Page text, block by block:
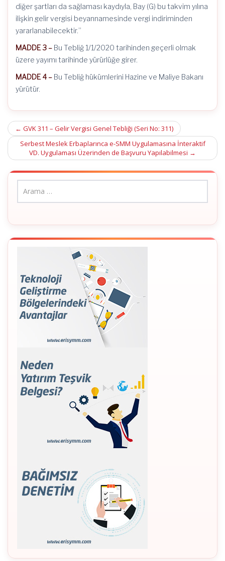
diğer şartları da sağlaması kaydıyla, Bay (G) bu takvim yılına
ilişkin gelir vergisi beyannamesinde vergi indiriminden
yararlanabilecektir.”
MADDE 3 – Bu Tebliğ 1/1/2020 tarihinden geçerli olmak
üzere yayımı tarihinde yürürlüğe girer.
MADDE 4 – Bu Tebliğ hükümlerini Hazine ve Maliye Bakanı
yürütür.
Post
navigation
← GVK 311 – Gelir Vergisi Genel Tebliği (Seri No: 311)
Serbest Meslek Erbaplarınca e-SMM Uygulamasına İnteraktif
VD. Uygulaması Üzerinden de Başvuru Yapılabilmesi →